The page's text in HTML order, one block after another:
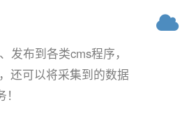
发布到各类cms程序，
还可以将采集到的数据